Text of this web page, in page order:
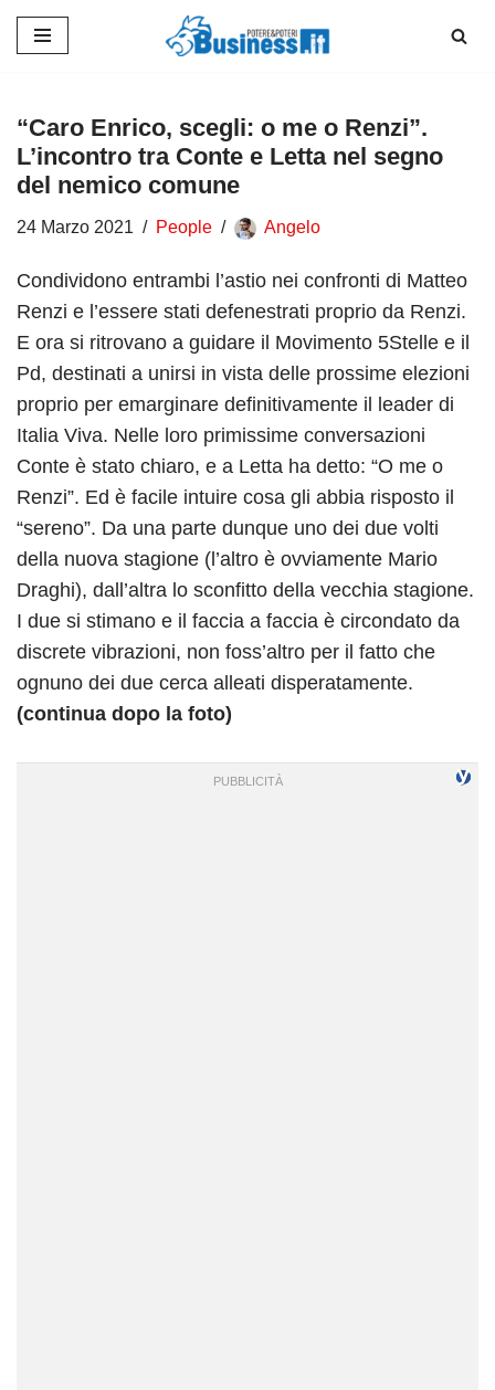
contenuto
“Caro Enrico, scegli: o me o Renzi”.
L’incontro tra Conte e Letta nel segno
del nemico comune
24 Marzo 2021 People Angelo
Condividono entrambi l’astio nei confronti di Matteo
Renzi e l’essere stati defenestrati proprio da Renzi.
E ora si ritrovano a guidare il Movimento 5Stelle e il
Pd, destinati a unirsi in vista delle prossime elezioni
proprio per emarginare definitivamente il leader di
Italia Viva. Nelle loro primissime conversazioni
Conte è stato chiaro, e a Letta ha detto: “O me o
Renzi”. Ed è facile intuire cosa gli abbia risposto il
“sereno”. Da una parte dunque uno dei due volti
della nuova stagione (l’altro è ovviamente Mario
Draghi), dall’altra lo sconfitto della vecchia stagione.
I due si stimano e il faccia a faccia è circondato da
discrete vibrazioni, non foss’altro per il fatto che
ognuno dei due cerca alleati disperatamente.
(continua dopo la foto)